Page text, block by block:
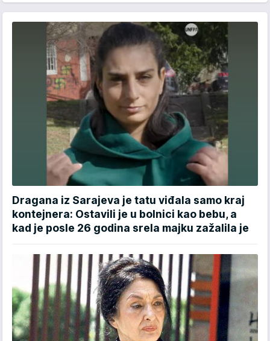
Dragana iz Sarajeva je tatu viđala samo kraj
kontejnera: Ostavili je u bolnici kao bebu, a
kad je posle 26 godina srela majku zažalila je